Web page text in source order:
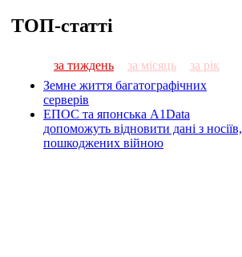
ТОП-статті
за тиждень за місяць
за рік
Земне життя багатографічних
серверів
ЕПОС та японська A1Data
допоможуть відновити дані з носіїв,
пошкоджених війною